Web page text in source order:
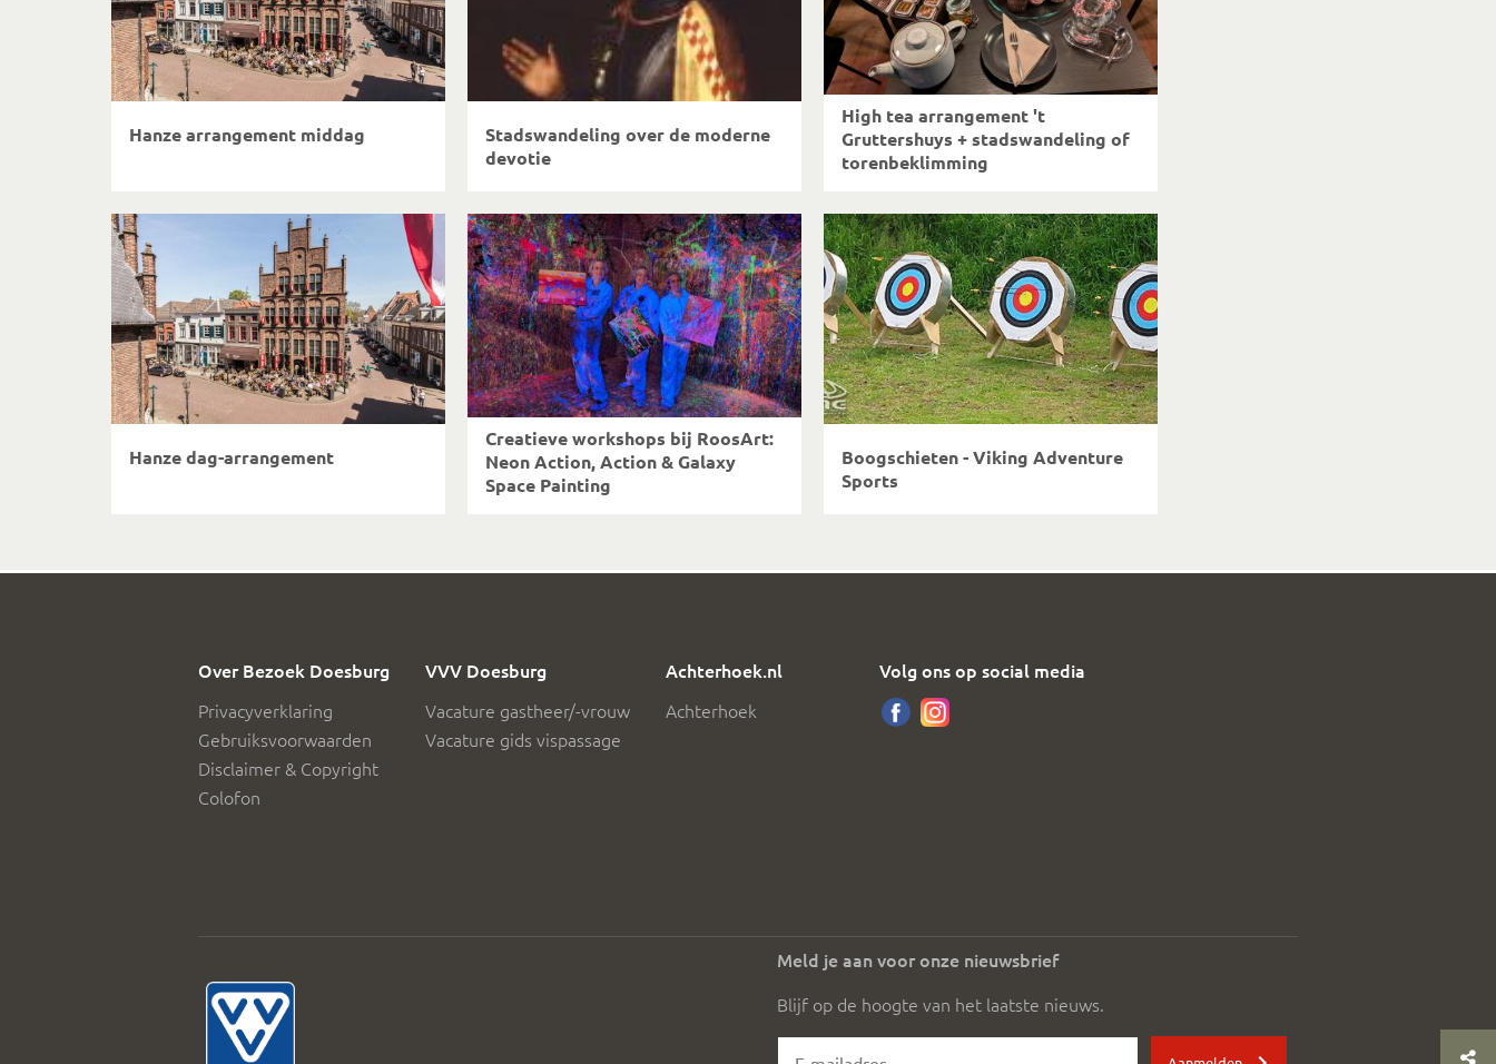
Hanze arrangement middag
Stadswandeling over de moderne
devotie
High tea arrangement 't
Gruttershuys + stadswandeling of
torenbeklimming
Hanze dag-arrangement
Creatieve workshops bij RoosArt:
Neon Action, Action & Galaxy
Space Painting
Boogschieten - Viking Adventure
Sports
Over Bezoek Doesburg
Privacyverklaring
Gebruiksvoorwaarden
Disclaimer & Copyright
Colofon
VVV Doesburg
Vacature gastheer/-vrouw
Vacature gids vispassage
Achterhoek.nl
Achterhoek
Volg ons op social media
Meld je aan voor onze nieuwsbrief
Blijf op de hoogte van het laatste nieuws.